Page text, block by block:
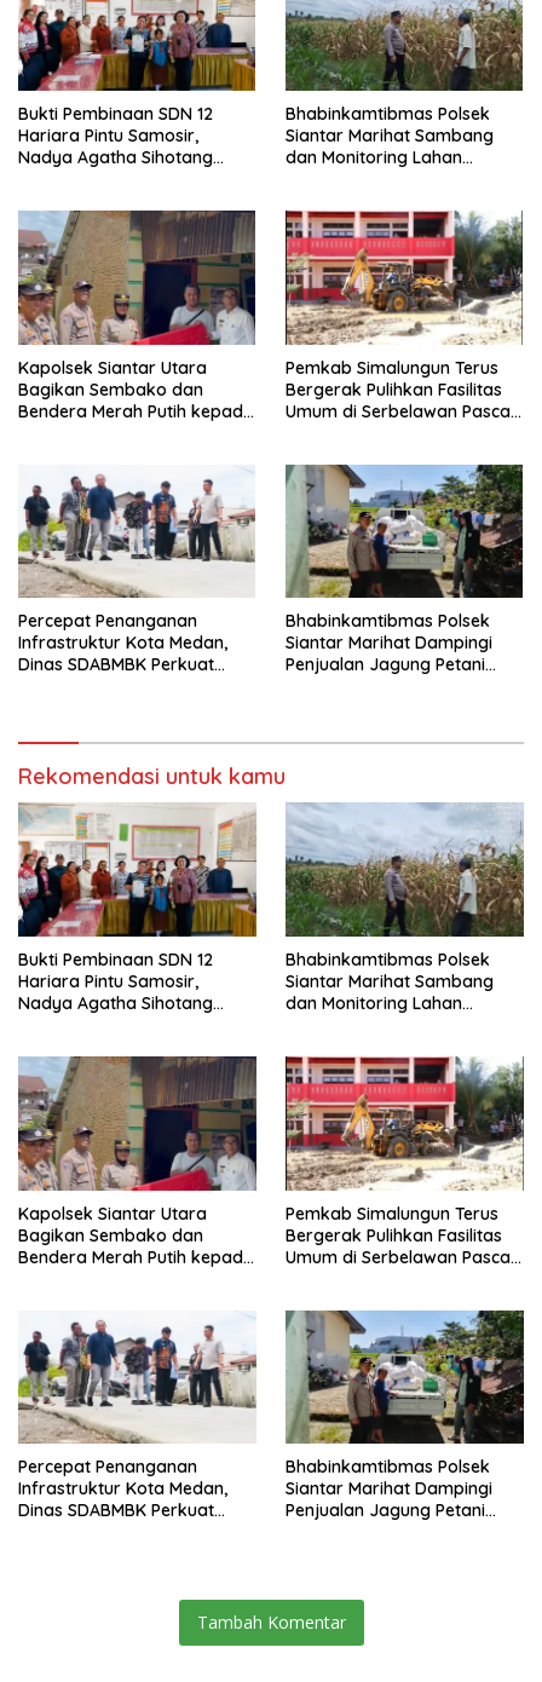
Bukti Pembinaan SDN 12
Hariara Pintu Samosir,
Nadya Agatha Sihotang
Bhabinkamtibmas Polsek
Siantar Marihat Sambang
dan Monitoring Lahan
Kapolsek Siantar Utara
Bagikan Sembako dan
Bendera Merah Putih kepada
Pemkab Simalungun Terus
Bergerak Pulihkan Fasilitas
Umum di Serbelawan Pasca
Percepat Penanganan
Infrastruktur Kota Medan,
Dinas SDABMBK Perkuat
Bhabinkamtibmas Polsek
Siantar Marihat Dampingi
Penjualan Jagung Petani
Rekomendasi untuk kamu
Bukti Pembinaan SDN 12
Hariara Pintu Samosir,
Nadya Agatha Sihotang
Bhabinkamtibmas Polsek
Siantar Marihat Sambang
dan Monitoring Lahan
Kapolsek Siantar Utara
Bagikan Sembako dan
Bendera Merah Putih kepada
Pemkab Simalungun Terus
Bergerak Pulihkan Fasilitas
Umum di Serbelawan Pasca
Percepat Penanganan
Infrastruktur Kota Medan,
Dinas SDABMBK Perkuat
Bhabinkamtibmas Polsek
Siantar Marihat Dampingi
Penjualan Jagung Petani
Tambah Komentar